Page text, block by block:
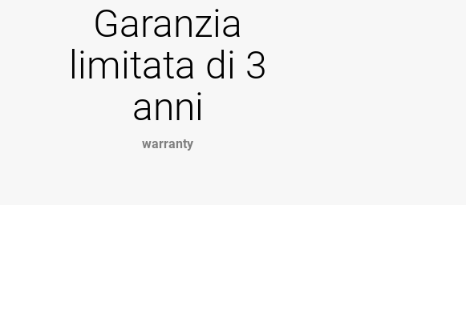
Garanzia
limitata di 3
anni
warranty